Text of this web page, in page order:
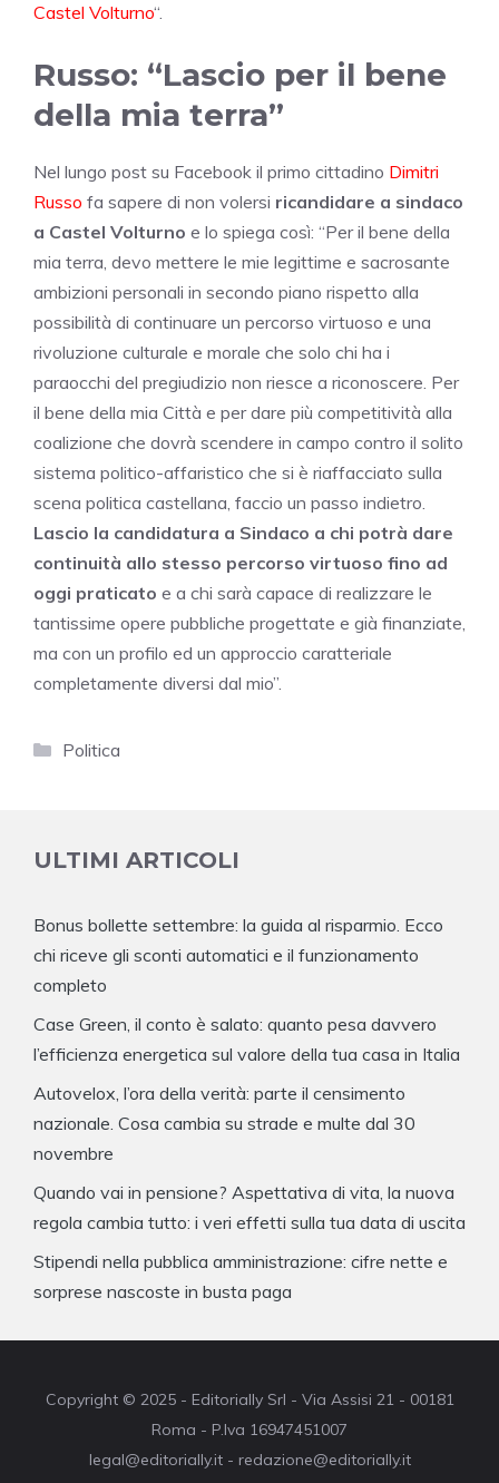
Castel Volturno“.
Russo: “Lascio per il bene
della mia terra”
Nel lungo post su Facebook il primo cittadino Dimitri
Russo fa sapere di non volersi ricandidare a sindaco
a Castel Volturno e lo spiega così: “Per il bene della
mia terra, devo mettere le mie legittime e sacrosante
ambizioni personali in secondo piano rispetto alla
possibilità di continuare un percorso virtuoso e una
rivoluzione culturale e morale che solo chi ha i
paraocchi del pregiudizio non riesce a riconoscere. Per
il bene della mia Città e per dare più competitività alla
coalizione che dovrà scendere in campo contro il solito
sistema politico-affaristico che si è riaffacciato sulla
scena politica castellana, faccio un passo indietro.
Lascio la candidatura a Sindaco a chi potrà dare
continuità allo stesso percorso virtuoso fino ad
oggi praticato e a chi sarà capace di realizzare le
tantissime opere pubbliche progettate e già finanziate,
ma con un profilo ed un approccio caratteriale
completamente diversi dal mio”.
Categorie
Politica
ULTIMI ARTICOLI
Bonus bollette settembre: la guida al risparmio. Ecco
chi riceve gli sconti automatici e il funzionamento
completo
Case Green, il conto è salato: quanto pesa davvero
l’efficienza energetica sul valore della tua casa in Italia
Autovelox, l’ora della verità: parte il censimento
nazionale. Cosa cambia su strade e multe dal 30
novembre
Quando vai in pensione? Aspettativa di vita, la nuova
regola cambia tutto: i veri effetti sulla tua data di uscita
Stipendi nella pubblica amministrazione: cifre nette e
sorprese nascoste in busta paga
Copyright © 2025 - Editorially Srl - Via Assisi 21 - 00181
Roma - P.Iva 16947451007
legal@editorially.it - redazione@editorially.it